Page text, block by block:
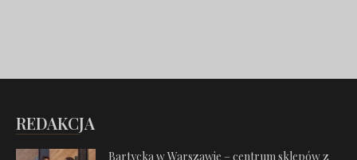
REDAKCJA
Bartycka w Warszawie – centrum sklepów z